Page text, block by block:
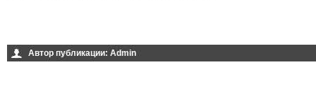
Автор публикации: Admin